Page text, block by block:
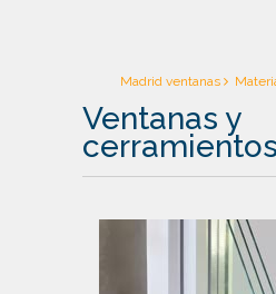
Ventanas y
Madrid ventanas
Ventanas y